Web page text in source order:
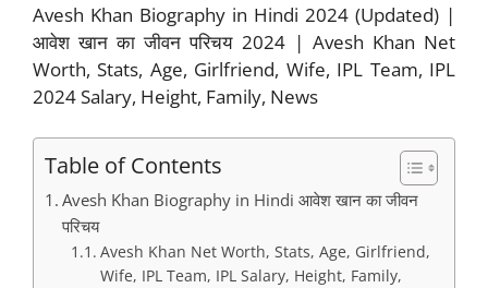
Avesh Khan Biography in Hindi 2024 (Updated) |
आवेश खान का जीवन परिचय 2024 | Avesh Khan Net
Worth, Stats, Age, Girlfriend, Wife, IPL Team, IPL
2024 Salary, Height, Family, News
Table of Contents
Avesh Khan Biography in Hindi आवेश खान का जीवन
परिचय
Avesh Khan Net Worth, Stats, Age, Girlfriend,
Wife, IPL Team, IPL Salary, Height, Family,